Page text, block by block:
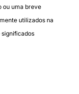
ou uma breve
utilizados na
significados